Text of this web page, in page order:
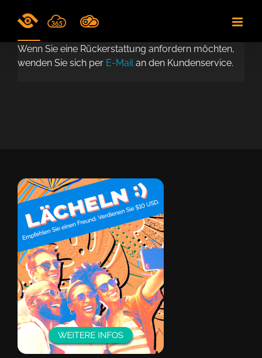
Wenn Sie eine Rückerstattung anfordern möchten,
wenden Sie sich per E-Mailan den Kundenservice.